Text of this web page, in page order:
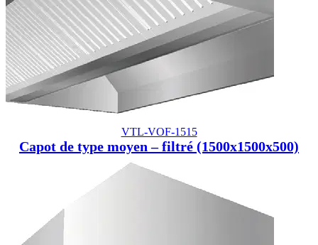
VTL-VOF-1515
Capot de type moyen – filtré (1500x1500x500)